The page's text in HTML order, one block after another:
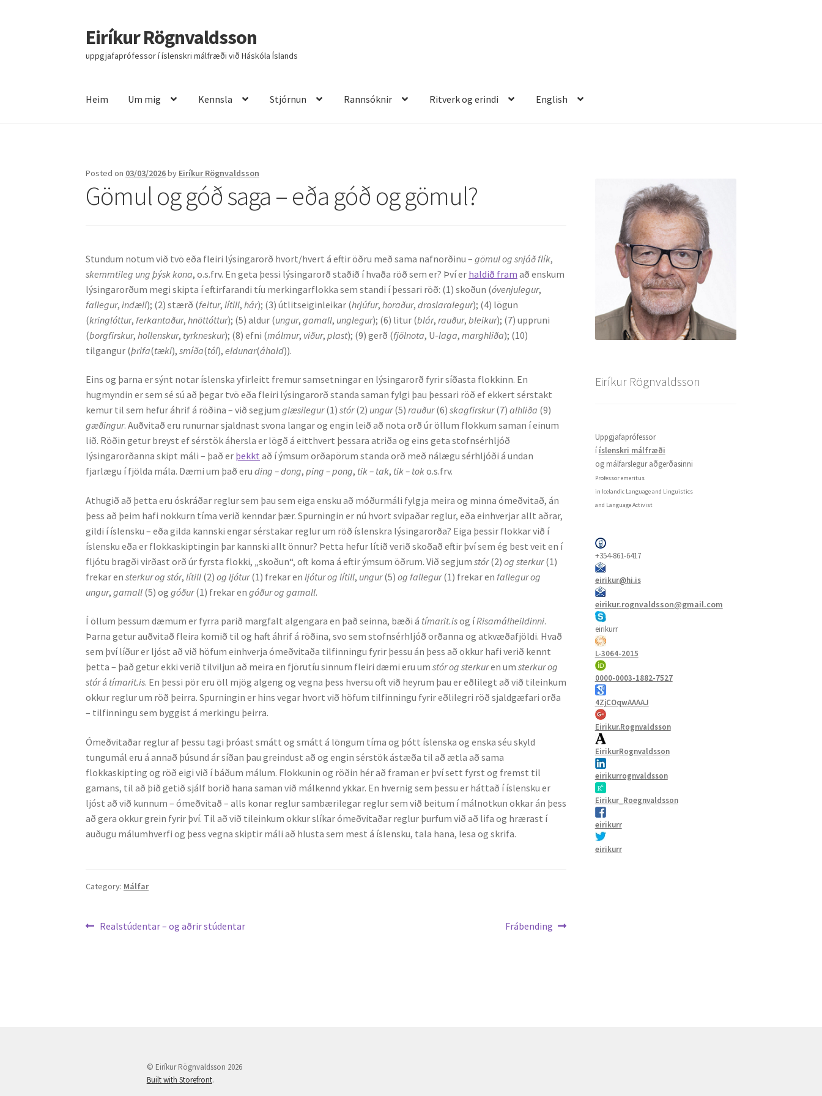
Fara
beint
í
Hoppa
yfir
í
Eiríkur Rögnvaldsson
uppgjafaprófessor í íslenskri málfræði við Háskóla Íslands
Heim Um mig Kennsla Stjórnun Rannsóknir Ritverk og erindi English
Posted on 03/03/2026by Eiríkur Rögnvaldsson
Gömul og góð saga – eða góð og gömul?
Stundum notum við tvö eða fleiri lýsingarorð hvort/hvert á eftir öðru með sama nafnorðinu –gömul og snjáð flík,
skemmtileg ung þýsk kona, o.s.frv. En geta þessi lýsingarorð staðið í hvaða röð sem er? Því er haldið fram að enskum
lýsingarorðum megi skipta í eftirfarandi tíu merkingarflokka sem standi í þessari röð: (1) skoðun (óvenjulegur,
fallegur,indæll); (2) stærð (feitur,lítill,hár); (3) útlitseiginleikar (hrjúfur,horaður,draslaralegur); (4) lögun
(kringlóttur, ferkantaður,hnöttóttur); (5) aldur (ungur,gamall, unglegur); (6) litur (blár,rauður,bleikur); (7) uppruni
(borgfirskur,hollenskur, tyrkneskur); (8) efni (málmur, viður,plast); (9) gerð (fjölnota, U-laga,marghliða); (10)
tilgangur (þrifa(tæki),smíða(tól),eldunar(áhald)).
Eins og þarna er sýnt notar íslenska yfirleitt fremur samsetningar en lýsingarorð fyrir síðasta flokkinn. En
hugmyndin er sem sé sú að þegar tvö eða fleiri lýsingarorð standa saman fylgi þau þessari röð ef ekkert sérstakt
kemur til sem hefur áhrif á röðina – við segjumglæsilegur(1)stór(2) ungur(5)rauður(6)skagfirskur(7)alhliða (9)
gæðingur. Auðvitað eru runurnar sjaldnast svona langar og engin leið að nota orð úr öllum flokkum saman í einum
lið. Röðin getur breyst ef sérstök áhersla er lögð á eitthvert þessara atriða og eins geta stofnsérhljóð
lýsingarorðanna skipt máli – það er þekkt að í ýmsum orðapörum standa orð með nálægu sérhljóði á undan
fjarlægu í fjölda mála. Dæmi um það eruding – dong,ping – pong, tik – tak, tik – toko.s.frv.
Athugið að þetta eru óskráðar reglur sem þau sem eiga ensku að móðurmáli fylgja meira og minna ómeðvitað, án
þess að þeim hafi nokkurn tíma verið kenndar þær. Spurningin er nú hvort svipaðar reglur, eða einhverjar allt aðrar,
gildi í íslensku – eða gilda kannski engar sérstakar reglur um röð íslenskra lýsingarorða? Eiga þessir flokkar við í
íslensku eða er flokkaskiptingin þar kannski allt önnur? Þetta hefur lítið verið skoðað eftir því sem ég best veit en í
fljótu bragði virðast orð úr fyrsta flokki, „skoðun“, oft koma á eftir ýmsum öðrum. Við segjumstór(2) og sterkur(1)
frekar ensterkur og stór,lítill (2)og ljótur(1) frekar enljótur og lítill, ungur(5)og fallegur(1) frekar en fallegur og
ungur,gamall (5) oggóður(1) frekar engóður og gamall.
Í öllum þessum dæmum er fyrra parið margfalt algengara en það seinna, bæði á tímarit.isog íRisamálheildinni.
Þarna getur auðvitað fleira komið til og haft áhrif á röðina, svo sem stofnsérhljóð orðanna og atkvæðafjöldi. Hvað
sem því líður er ljóst að við höfum einhverja ómeðvitaða tilfinningu fyrir þessu án þess að okkur hafi verið kennt
þetta – það getur ekki verið tilviljun að meira en fjörutíu sinnum fleiri dæmi eru umstór og sterkuren umsterkur og
stórá tímarit.is. En þessi pör eru öll mjög algeng og vegna þess hversu oft við heyrum þau er eðlilegt að við tileinkum
okkur reglur um röð þeirra. Spurningin er hins vegar hvort við höfum tilfinningu fyrir eðlilegri röð sjaldgæfari orða
– tilfinningu sem byggist á merkingu þeirra.
Ómeðvitaðar reglur af þessu tagi þróast smátt og smátt á löngum tíma og þótt íslenska og enska séu skyld
tungumál eru á annað þúsund ár síðan þau greindust að og engin sérstök ástæða til að ætla að sama
flokkaskipting og röð eigi við í báðum málum. Flokkunin og röðin hér að framan er því sett fyrst og fremst til
gamans, til að þið getið sjálf borið hana saman við málkennd ykkar. En hvernig sem þessu er háttað í íslensku er
ljóst að við kunnum – ómeðvitað – alls konar reglur sambærilegar reglur sem við beitum í málnotkun okkar án þess
að gera okkur grein fyrir því. Til að við tileinkum okkur slíkar ómeðvitaðar reglur þurfum við að lifa og hrærast í
auðugu málumhverfi og þess vegna skiptir máli að hlusta sem mest á íslensku, tala hana, lesa og skrifa.
Category: Málfar
Leiðarkerfi
Previous
Realstúdentar – og aðrir stúdentar
Next
Frábending
Eiríkur Rögnvaldsson
Uppgjafaprófessor
í íslenskri málfræði
og málfarslegur aðgerðasinni
Professor emeritus
in Icelandic Language and Linguistics
and Language Activist
+354-861-6417
eirikur@hi.is
eirikur.rognvaldsson@gmail.com
eirikurr
L-3064-2015
0000-0003-1882-7527
4ZjCOqwAAAAJ
Eirikur.Rognvaldsson
EirikurRognvaldsson
eirikurrognvaldsson
Eirikur_Roegnvaldsson
eirikurr
eirikurr
© Eiríkur Rögnvaldsson 2026
Built with Storefront.